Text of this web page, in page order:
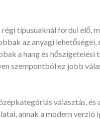
típusúaknál fordul elő,
az anyagi lehetőségei,
a hang és
szempontból ez jobb
választás,
annak a modern verzió